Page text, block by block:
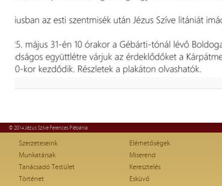
© 2014 Jézus Szíve Ferences Plébánia
Szerzeteseink
Munkatársak
Tanácsadó Testület
Történet
Elérhetőségek
Miserend
Keresztelés
Esküvő